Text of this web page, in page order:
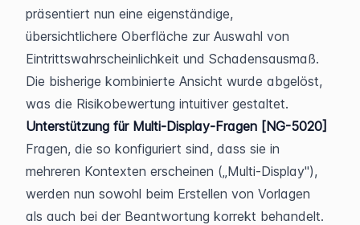
präsentiert nun eine eigenständige,
übersichtlichere Oberfläche zur Auswahl von
Eintrittswahrscheinlichkeit und Schadensausmaß.
Die bisherige kombinierte Ansicht wurde abgelöst,
was die Risikobewertung intuitiver gestaltet.
Unterstützung für Multi-Display-Fragen [NG-5020]
Fragen, die so konfiguriert sind, dass sie in
mehreren Kontexten erscheinen („Multi-Display"),
werden nun sowohl beim Erstellen von Vorlagen
als auch bei der Beantwortung korrekt behandelt.